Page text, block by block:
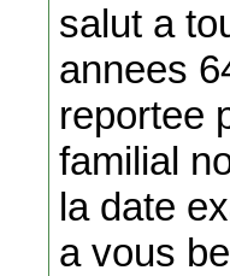
salut a
annees
reportee
familial
la date
a vous